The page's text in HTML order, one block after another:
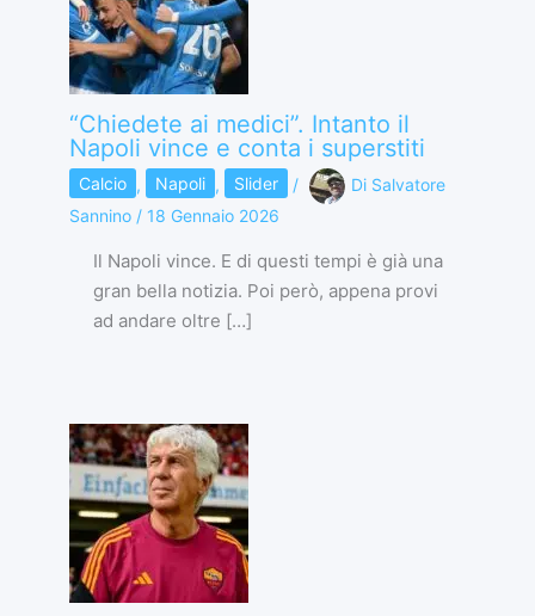
“Chiedete ai medici”. Intanto il
Napoli vince e conta i superstiti
Calcio , Napoli , Slider / Di Salvatore
Sannino / 18 Gennaio 2026
Il Napoli vince. E di questi tempi è già una
gran bella notizia. Poi però, appena provi
ad andare oltre […]